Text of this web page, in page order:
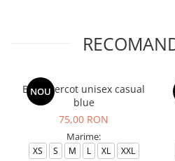
NOU
Bluza tercot unisex casual
blue
75,00 RON
Marime:
XS S M L XL XXL